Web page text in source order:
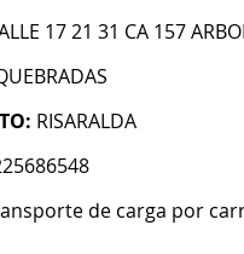
17 21 31 CA 157
RISARALDA
de carga por